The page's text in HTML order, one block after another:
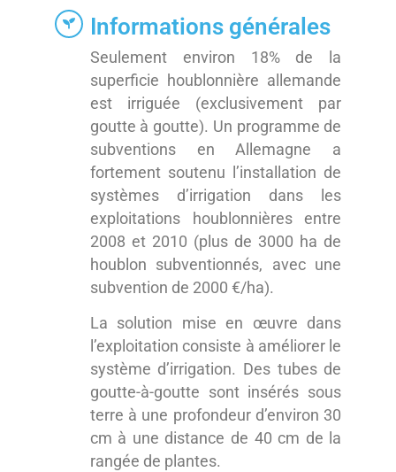
Informations générales
Seulement environ 18% de la
superficie houblonnière allemande
est irriguée (exclusivement par
goutte à goutte). Un programme de
subventions en Allemagne a
fortement soutenu l’installation de
systèmes d’irrigation dans les
exploitations houblonnières entre
2008 et 2010 (plus de 3000 ha de
houblon subventionnés, avec une
subvention de 2000 €/ha).
La solution mise en œuvre dans
l’exploitation consiste à améliorer le
système d’irrigation. Des tubes de
goutte-à-goutte sont insérés sous
terre à une profondeur d’environ 30
cm à une distance de 40 cm de la
rangée de plantes.